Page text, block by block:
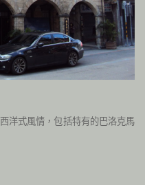
洋式風情，包括特有的巴洛克馬